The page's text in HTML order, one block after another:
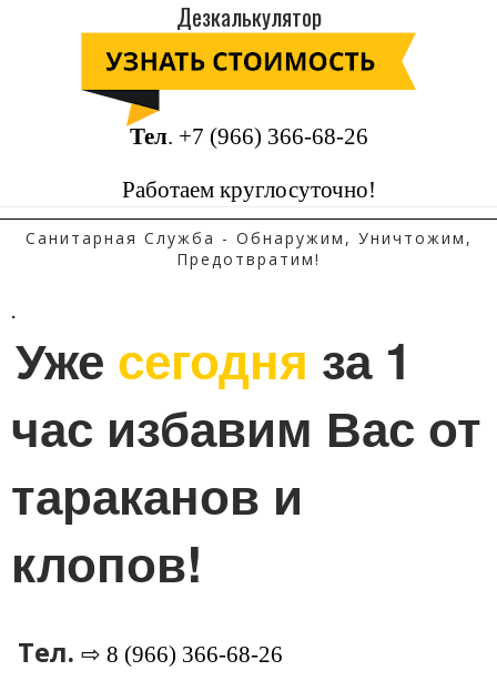
Дезкалькулятор
Тел. +7 (966) 366-68-26
Работаем круглосуточно!
Санитарная Служба - Обнаружим, Уничтожим,
Предотвратим!
.
Уже сегодня за 1
час избавим Вас от
тараканов и
клопов!
Тел. ⇨ 8 (966) 366-68-26